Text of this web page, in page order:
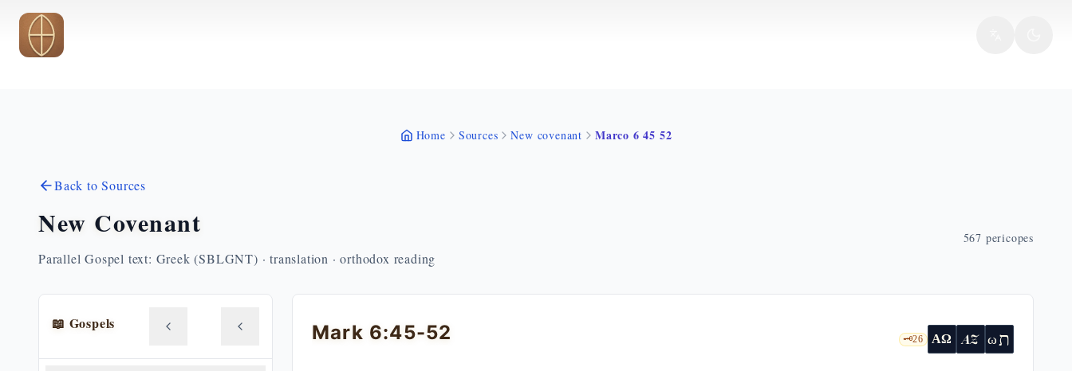
Skip to main content
Home Sources New covenant Marco 6 45 52
Back to Sources
New Covenant
Parallel Gospel text: Greek (SBLGNT) · translation · orthodox reading
567 pericopes
📖 Gospels Mark 6:45-52 🗝️26 ΑΩ AZ ωת